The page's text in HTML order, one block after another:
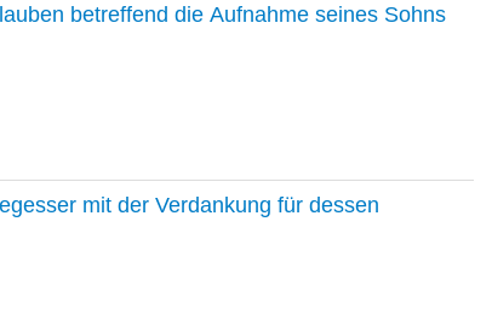
betreffend die Aufnahme seines Sohns
mit der Verdankung für dessen